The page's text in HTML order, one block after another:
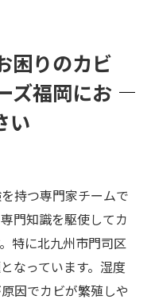
困りのカビ
ズ福岡にお
い
持つ専門家チームで
門知識を駆使してカ
特に北九州市門司区
なっています。湿度
因でカビが繁殖しや